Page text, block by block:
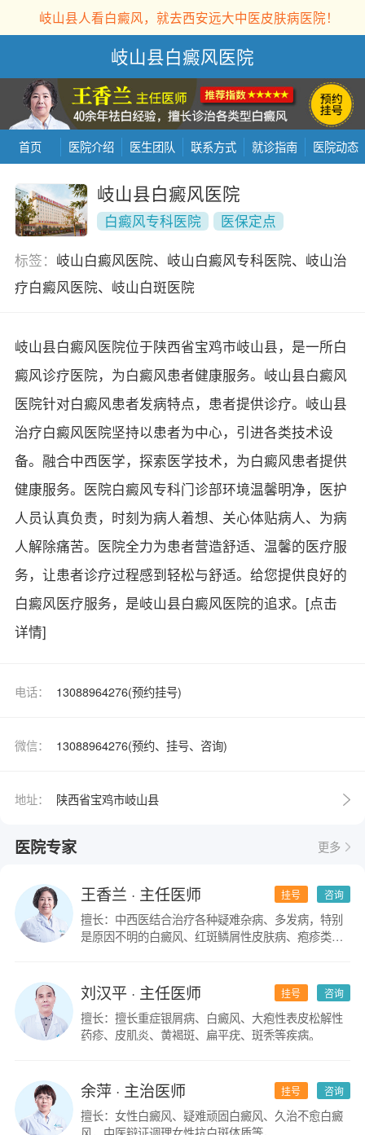
岐山县人看白癜风，就去西安远大中医皮肤病医院！
岐山县白癜风医院
首页 医院介绍 医生团队 联系方式 就诊指南 医院动态
岐山县白癜风医院
白癜风专科医院
医保定点
标签： 岐山白癜风医院、岐山白癜风专科医院、岐山治
疗白癜风医院、岐山白斑医院
岐山县白癜风医院位于陕西省宝鸡市岐山县，是一所白
癜风诊疗医院，为白癜风患者健康服务。岐山县白癜风
医院针对白癜风患者发病特点，患者提供诊疗。岐山县
治疗白癜风医院坚持以患者为中心，引进各类技术设
备。融合中西医学，探索医学技术，为白癜风患者提供
健康服务。医院白癜风专科门诊部环境温馨明净，医护
人员认真负责，时刻为病人着想、关心体贴病人、为病
人解除痛苦。医院全力为患者营造舒适、温馨的医疗服
务，让患者诊疗过程感到轻松与舒适。给您提供良好的
白癜风医疗服务，是岐山县白癜风医院的追求。 [点击
详情]
电话： 13088964276(预约挂号)
微信： 13088964276(预约、挂号、咨询)
地址： 陕西省宝鸡市岐山县
医院专家 更多
咨询
挂号
王香兰 · 主任医师
擅长：中西医结合治疗各种疑难杂病、多发病，特别
是原因不明的白癜风、红斑鳞屑性皮肤病、疱疹类皮
咨询
挂号
刘汉平· 主任医师
擅长：擅长重症银屑病、白癜风、大疱性表皮松解性
药疹、皮肌炎、黄褐斑、扁平疣、斑秃等疾病。
咨询
挂号
余萍· 主治医师
擅长：女性白癜风、疑难顽固白癜风、久治不愈白癜